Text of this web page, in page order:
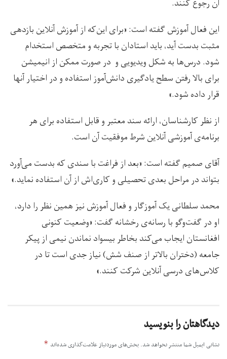
آن رجوع کنند.
این فعال آموزش گفته است: «برای این‌که از آموزش آنلاین بازدهی
مثبت بدست آید، باید استادان با تجربه و متخصص استخدام
شود. درس‌ها به شکل ویدیویی و در صورت ممکن از انیمیشن
برای بالا رفتن سطح یادگیری دانش‌آموز استفاده و در اختیار آنها
قرار داده شود.»
از نظر کارشناسان، ارائه سند معتبر و قابل استفاده برای هر
برنامه‌ی آموزشی آنلاین شرط موفقیت آن است.
آقای صمیم گفته است: «بعد از فراغت با سندی که بدست می‌آورد
بتواند در مراحل بعدی تحصیلی و کاری‌اش از آن استفاده نماید.»
محمد سلطانی یک آموزگار و فعال آموزش نیز همین نظر را دارد،
او در گفت‌وگو با رسانه‌ی رخشانه گفت: «وضعیت کنونی
افغانستان ایجاب می‌کند بخاطر بیسواد نماندن نیمی از پیکر
جامعه (دختران بالاتر از صنف شش) نیاز جدی است تا در
کلاس‌های درسی آنلاین شرکت کنند.»
دیدگاهتان را بنویسید
نشانی ایمیل شما منتشر نخواهد شد. بخش‌های موردنیاز علامت‌گذاری شده‌اند *